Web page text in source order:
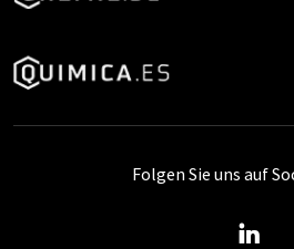
Folgen Sie uns auf